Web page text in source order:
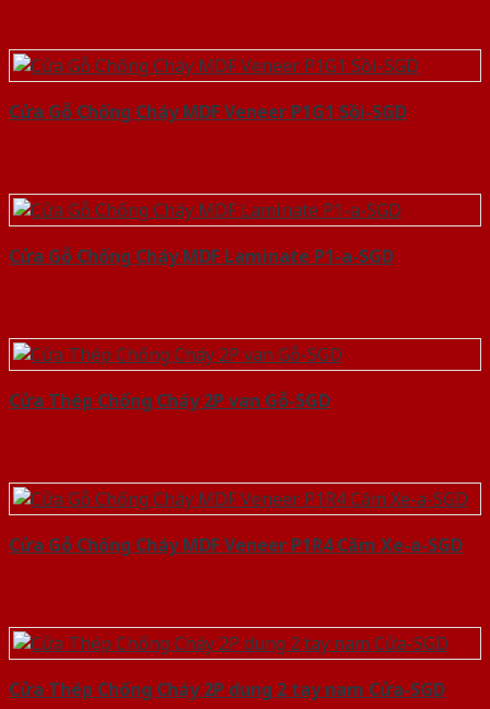
Cửa Gỗ Chống Cháy MDF Veneer P1G1 Sồi-SGD
Cửa Gỗ Chống Cháy MDF Laminate P1-a-SGD
Cửa Thép Chống Cháy 2P van Gỗ-SGD
Cửa Gỗ Chống Cháy MDF Veneer P1R4 Căm Xe-a-SGD
Cửa Thép Chống Cháy 2P dung 2 tay nam Cửa-SGD